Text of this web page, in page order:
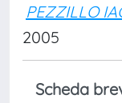
PEZZILLO
2005
Scheda